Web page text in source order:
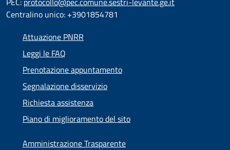
Centralino unico: +3901854781
Attuazione PNRR
Leggi le FAQ
Prenotazione appuntamento
Segnalazione disservizio
Richiesta assistenza
Piano di miglioramento del sito
Amministrazione Trasparente